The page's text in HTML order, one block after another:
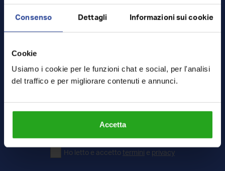
Consenso Dettagli Informazioni sui cookie
Cookie
Usiamo i cookie per le funzioni chat e social, per l'analisi
del traffico e per migliorare contenuti e annunci.
Accetta
Mq
Ho letto e accetto termini e privacy